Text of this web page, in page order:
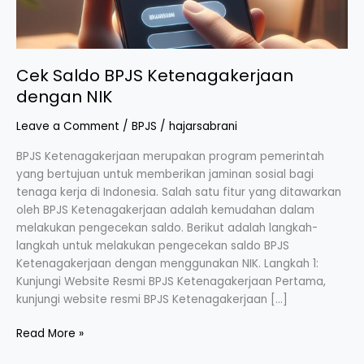
Cek Saldo BPJS Ketenagakerjaan
dengan NIK
Leave a Comment / BPJS / hajarsabrani
BPJS Ketenagakerjaan merupakan program pemerintah
yang bertujuan untuk memberikan jaminan sosial bagi
tenaga kerja di Indonesia. Salah satu fitur yang ditawarkan
oleh BPJS Ketenagakerjaan adalah kemudahan dalam
melakukan pengecekan saldo. Berikut adalah langkah-
langkah untuk melakukan pengecekan saldo BPJS
Ketenagakerjaan dengan menggunakan NIK. Langkah 1:
Kunjungi Website Resmi BPJS Ketenagakerjaan Pertama,
kunjungi website resmi BPJS Ketenagakerjaan […]
Read More »